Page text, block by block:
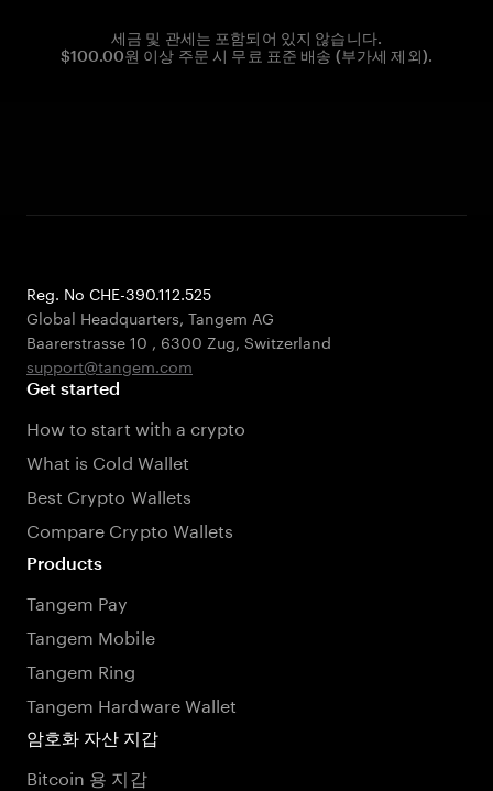
세금 및 관세는 포함되어 있지 않습니다.
$100.00원 이상 주문 시 무료 표준 배송 (부가세 제외).
Reg. No CHE-390.112.525
Global Headquarters, Tangem AG
Baarerstrasse 10 , 6300 Zug, Switzerland
support@tangem.com
Get started
How to start with a crypto
What is Cold Wallet
Best Crypto Wallets
Compare Crypto Wallets
Products
Tangem Pay
Tangem Mobile
Tangem Ring
Tangem Hardware Wallet
암호화 자산 지갑
Bitcoin 용 지갑